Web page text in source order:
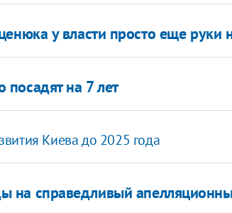
у власти просто еще
на 7 лет
Киева до 2025 года
на справедливый